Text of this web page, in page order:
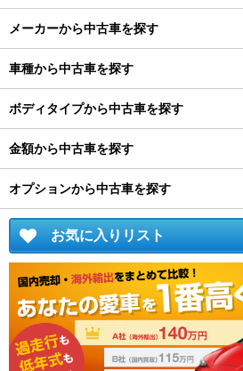
メーカーから中古車を探す
車種から中古車を探す
ボディタイプから中古車を探す
金額から中古車を探す
オプションから中古車を探す
お気に入りリスト